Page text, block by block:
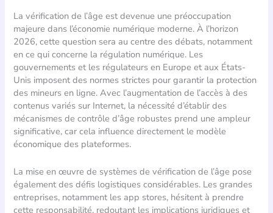
La vérification de l’âge est devenue une préoccupation
majeure dans l’économie numérique moderne. À l’horizon
2026, cette question sera au centre des débats, notamment
en ce qui concerne la régulation numérique. Les
gouvernements et les régulateurs en Europe et aux États-
Unis imposent des normes strictes pour garantir la protection
des mineurs en ligne. Avec l’augmentation de l’accès à des
contenus variés sur Internet, la nécessité d’établir des
mécanismes de contrôle d’âge robustes prend une ampleur
significative, car cela influence directement le modèle
économique des plateformes.
La mise en œuvre de systèmes de vérification de l’âge pose
également des défis logistiques considérables. Les grandes
entreprises, notamment les app stores, hésitent à prendre
cette responsabilité, redoutant les implications juridiques et